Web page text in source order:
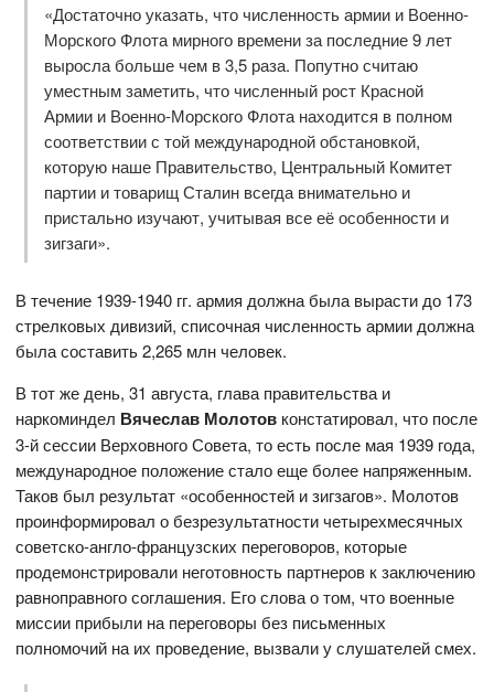
«Достаточно указать, что численность армии и Военно-
Морского Флота мирного времени за последние 9 лет
выросла больше чем в 3,5 раза. Попутно считаю
уместным заметить, что численный рост Красной
Армии и Военно-Морского Флота находится в полном
соответствии с той международной обстановкой,
которую наше Правительство, Центральный Комитет
партии и товарищ Сталин всегда внимательно и
пристально изучают, учитывая все её особенности и
зигзаги».
В течение 1939-1940 гг. армия должна была вырасти до 173
стрелковых дивизий, списочная численность армии должна
была составить 2,265 млн человек.
В тот же день, 31 августа, глава правительства и
наркоминдел Вячеслав Молотов констатировал, что после
3-й сессии Верховного Совета, то есть после мая 1939 года,
международное положение стало еще более напряженным.
Таков был результат «особенностей и зигзагов». Молотов
проинформировал о безрезультатности четырехмесячных
советско-англо-французских переговоров, которые
продемонстрировали неготовность партнеров к заключению
равноправного соглашения. Его слова о том, что военные
миссии прибыли на переговоры без письменных
полномочий на их проведение, вызвали у слушателей смех.